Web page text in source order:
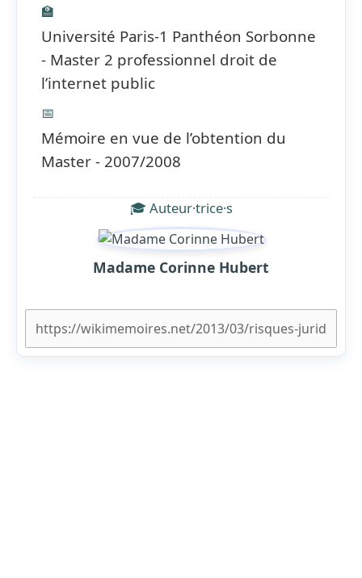
🏫
Université Paris-1 Panthéon Sorbonne
- Master 2 professionnel droit de
l’internet public
📅
Mémoire en vue de l’obtention du
Master - 2007/2008
🎓 Auteur·trice·s
Madame Corinne Hubert